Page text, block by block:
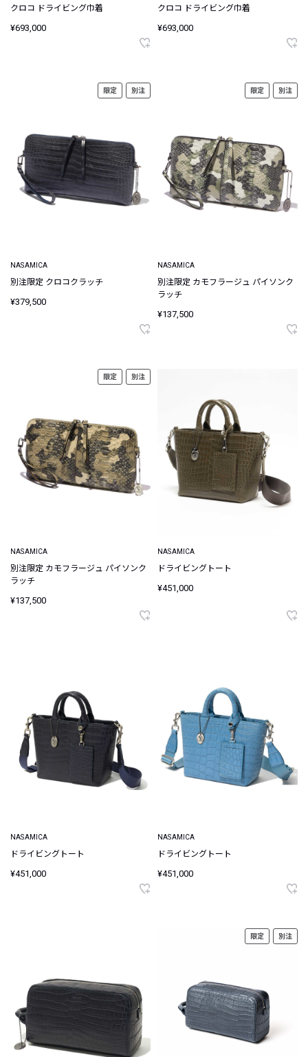
クロコ ドライビング巾着
¥693,000
クロコ ドライビング巾着
¥693,000
限定 別注
NASAMICA
別注限定 クロコクラッチ
¥379,500
限定 別注
NASAMICA
別注限定 カモフラージュ パイソンク
ラッチ
¥137,500
限定 別注
NASAMICA
別注限定 カモフラージュ パイソンク
ラッチ
¥137,500
NASAMICA
ドライビングトート
¥451,000
NASAMICA
ドライビングトート
¥451,000
NASAMICA
ドライビングトート
¥451,000
限定 別注